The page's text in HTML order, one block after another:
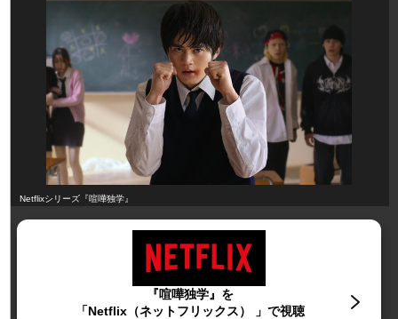
Netflixシリーズ『喧嘩独学』
『喧嘩独学』を
「Netflix（ネットフリックス） 」で視聴